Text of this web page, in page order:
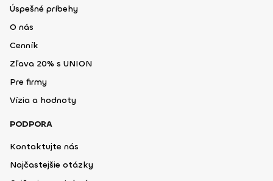
Úspešné príbehy
O nás
Cenník
Zľava 20% s UNION
Pre firmy
Vízia a hodnoty
PODPORA
Kontaktujte nás
Najčastejšie otázky